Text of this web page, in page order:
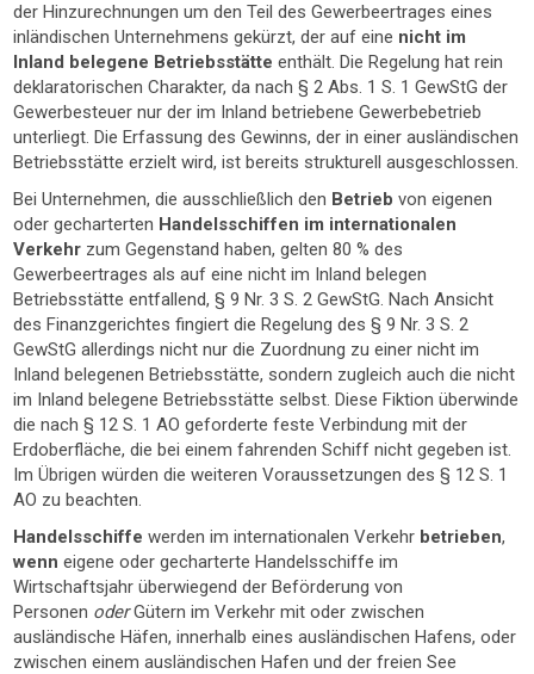
der Hinzurechnungen um den Teil des Gewerbeertrages eines
inländischen Unternehmens gekürzt, der auf eine nicht im
Inland belegene Betriebsstätte enthält. Die Regelung hat rein
deklaratorischen Charakter, da nach § 2 Abs. 1 S. 1 GewStG der
Gewerbesteuer nur der im Inland betriebene Gewerbebetrieb
unterliegt. Die Erfassung des Gewinns, der in einer ausländischen
Betriebsstätte erzielt wird, ist bereits strukturell ausgeschlossen.
Bei Unternehmen, die ausschließlich den Betriebvon eigenen
oder gecharterten Handelsschiffen im internationalen
Verkehr zum Gegenstand haben, gelten 80 % des
Gewerbeertrages als auf eine nicht im Inland belegen
Betriebsstätte entfallend, § 9 Nr. 3 S. 2 GewStG. Nach Ansicht
des Finanzgerichtes fingiert die Regelung des § 9 Nr. 3 S. 2
GewStG allerdings nicht nur die Zuordnung zu einer nicht im
Inland belegenen Betriebsstätte, sondern zugleich auch die nicht
im Inland belegene Betriebsstätte selbst. Diese Fiktion überwinde
die nach § 12 S. 1 AO geforderte feste Verbindung mit der
Erdoberfläche, die bei einem fahrenden Schiff nicht gegeben ist.
Im Übrigen würden die weiteren Voraussetzungen des § 12 S. 1
AO zu beachten.
Handelsschiffewerden im internationalen Verkehr betrieben,
wenneigene oder gecharterte Handelsschiffe im
Wirtschaftsjahr überwiegend der Beförderung von
Personen oderGütern im Verkehr mit oder zwischen
ausländische Häfen, innerhalb eines ausländischen Hafens, oder
zwischen einem ausländischen Hafen und der freien See